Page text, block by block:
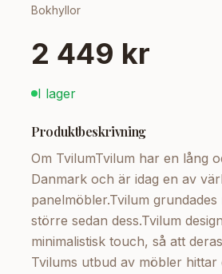
Bokhyllor
2 449 kr
I lager
Produktbeskrivning
Om TvilumTvilum har en lång
Danmark och är idag en av
panelmöbler.Tvilum
större sedan dess.Tvilum
minimalistisk touch, så att
Tvilums utbud av möbler